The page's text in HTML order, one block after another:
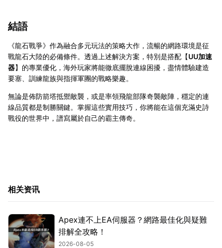
結語
《龍石戰爭》作為融合多元玩法的策略大作，流暢的網路環境是征
戰龍石大陸的必備條件。透過上述解決方案，特別是搭配【UU加速
器】的專業優化，海外玩家將能徹底擺脫連線困擾，盡情體驗建造
要塞、訓練龍族與指揮軍團的戰略樂趣。
無論是佈防箭塔抵禦敵襲，或是率領飛龍部隊奇襲敵陣，穩定的連
線品質都是制勝關鍵。掌握這些實用技巧，你將能在這個充滿史詩
戰役的世界中，譜寫屬於自己的霸主傳奇。
相关资讯
Apex連不上EA伺服器？網路最佳化與疑難
排解全攻略！
2026-08-05